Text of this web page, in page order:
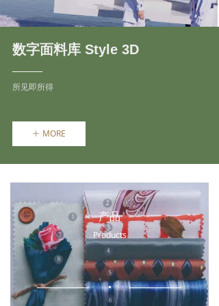
넸
产品
Products
数字面料库 Style 3D
所见即所得
ꄶ MORE